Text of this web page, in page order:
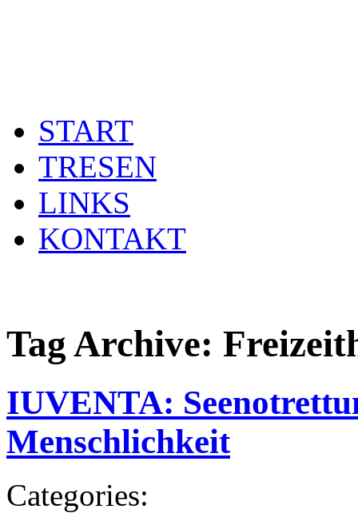
START
TRESEN
LINKS
KONTAKT
Tag Archive:
IUVENTA:
Menschlichkeit
Categories: